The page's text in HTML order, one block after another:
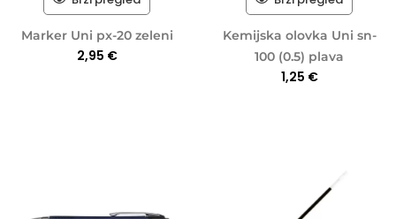
Marker Uni px-20 zeleni
2,95 €
Kemijska olovka Uni sn-
100 (0.5) plava
1,25 €